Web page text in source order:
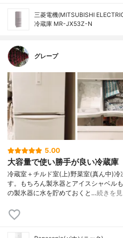
三菱電機(MITSUBISHI
冷蔵庫 MR-JX53Z-N
グレープ
5.00
大容量で使い勝手が良い冷蔵庫
冷蔵室＋チルド室(上)野菜室(真ん中)
す。もちろん製氷器とアイスシャベル
の製氷器に水を貯めておくと…続きを